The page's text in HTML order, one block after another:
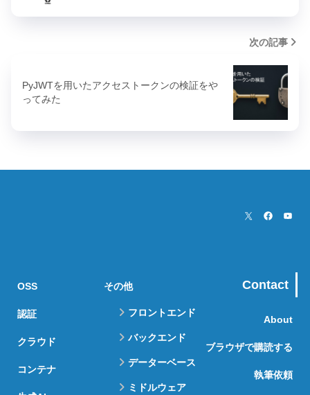
次の記事
PyJWTを用いたアクセストークンの検証をや
ってみた
OSS
認証
クラウド
コンテナ
その他
フロントエンド
バックエンド
データーベース
ミドルウェア
Contact
About
ブラウザで購読する
執筆依頼